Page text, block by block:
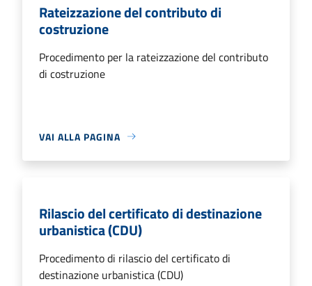
Rateizzazione del contributo di
costruzione
Procedimento per la rateizzazione del contributo
di costruzione
VAI ALLA PAGINA
Rilascio del certificato di destinazione
urbanistica (CDU)
Procedimento di rilascio del certificato di
destinazione urbanistica (CDU)